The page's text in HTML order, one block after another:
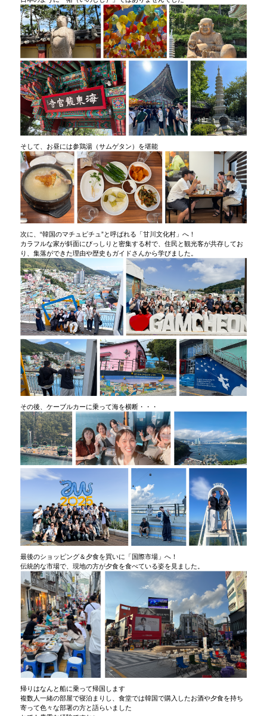
そして、お昼には参鶏湯（サムゲタン）を堪能
次に、“韓国のマチュピチュ”と呼ばれる「甘川文化村」へ！
カラフルな家が斜面にびっしりと密集する村で、住民と観光客が共存してお
り、集落ができた理由や歴史もガイドさんから学びました。
その後、ケーブルカーに乗って海を横断・・・
最後のショッピング＆夕食を買いに「国際市場」へ！
伝統的な市場で、現地の方が夕食を食べている姿を見ました。
帰りはなんと船に乗って帰国します
複数人一緒の部屋で寝泊まりし、食堂では韓国で購入したお酒や夕食を持ち
寄って色々な部署の方と語らいました